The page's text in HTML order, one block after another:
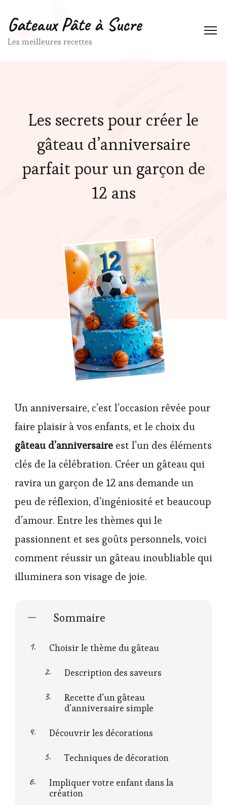
Gateaux Pâte à Sucre
Les meilleures recettes
Les secrets pour créer le
gâteau d’anniversaire
parfait pour un garçon de
12 ans
Un anniversaire, c’est l’occasion rêvée pour
faire plaisir à vos enfants, et le choix du
gâteau d’anniversaire est l’un des éléments
clés de la célébration. Créer un gâteau qui
ravira un garçon de 12 ans demande un
peu de réflexion, d’ingéniosité et beaucoup
d’amour. Entre les thèmes qui le
passionnent et ses goûts personnels, voici
comment réussir un gâteau inoubliable qui
illuminera son visage de joie.
Sommaire
Choisir le thème du gâteau
Description des saveurs
Recette d’un gâteau
d’anniversaire simple
Découvrir les décorations
Techniques de décoration
Impliquer votre enfant dans la
création